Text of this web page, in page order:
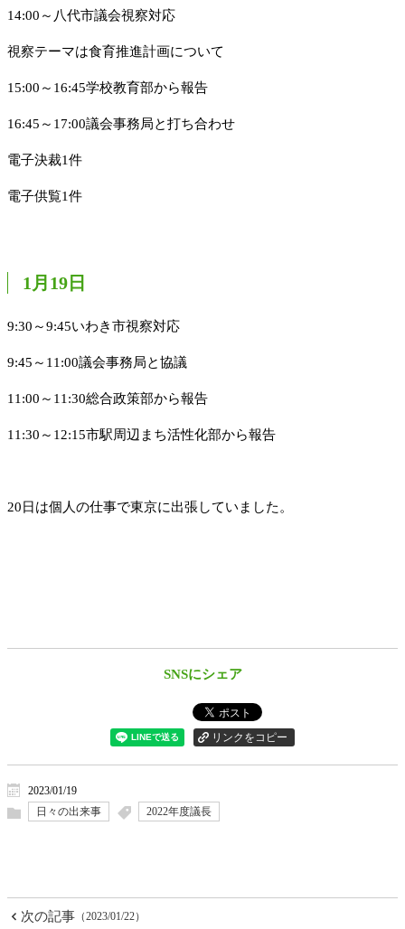
14:00～八代市議会視察対応
視察テーマは食育推進計画について
15:00～16:45学校教育部から報告
16:45～17:00議会事務局と打ち合わせ
電子決裁1件
電子供覧1件
1月19日
9:30～9:45いわき市視察対応
9:45～11:00議会事務局と協議
11:00～11:30総合政策部から報告
11:30～12:15市駅周辺まち活性化部から報告
20日は個人の仕事で東京に出張していました。
SNSにシェア
2023/01/19
日々の出来事
2022年度議長
次の記事 （2023/01/22）